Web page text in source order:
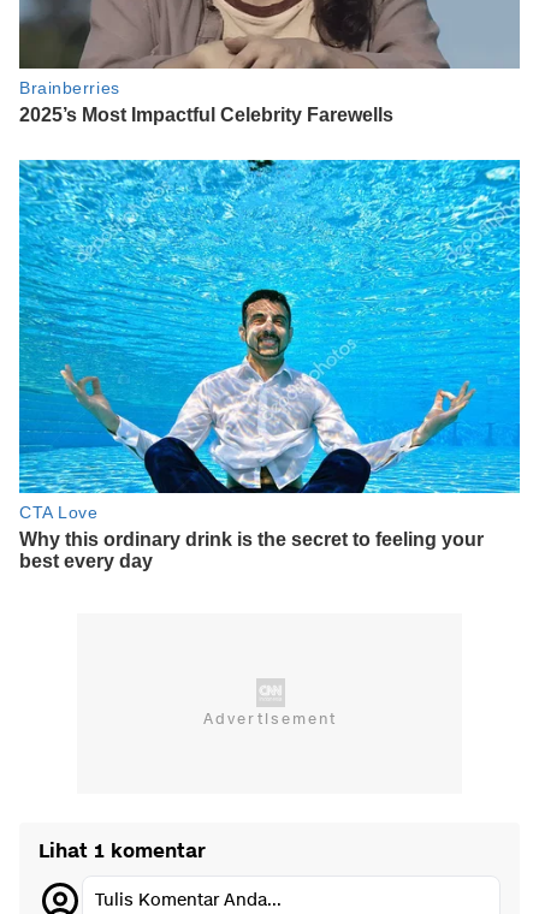
Lihat 1 komentar
Tulis Komentar Anda...